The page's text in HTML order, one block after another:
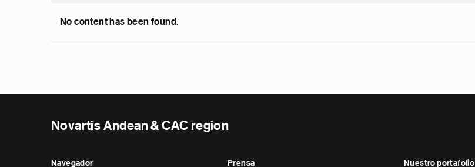
No content has been found.
Novartis Andean & CAC region
Navegador Prensa Nuestro portafolio